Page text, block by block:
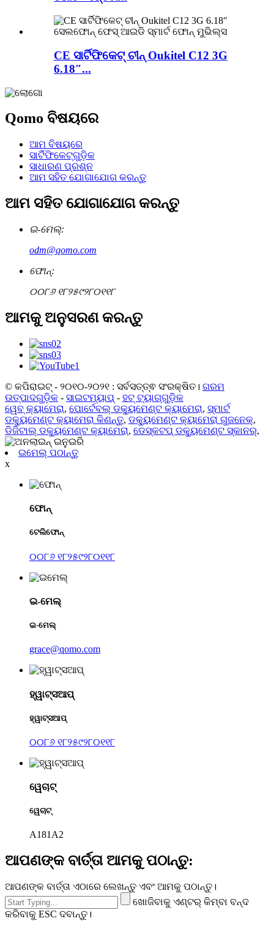
CE ସାର୍ଟିଫିକେଟ୍ ଚୀନ୍ Oukitel C12 3G
6.18″...
Qomo ବିଷୟରେ
ଆମ ବିଷୟରେ
ସାର୍ଟିଫିକେଟ୍‌ଗୁଡ଼ିକ
ସାଧାରଣ ପ୍ରଶ୍ନ
ଆମ ସହିତ ଯୋଗାଯୋଗ କରନ୍ତୁ
ଆମ ସହିତ ଯୋଗାଯୋଗ କରନ୍ତୁ
ଇ-ମେଲ୍:
odm@qomo.com
ଫୋନ୍:
୦୦୮୬ ୧୮୨୫୯୨୮୦୧୧୮
ଆମକୁ ଅନୁସରଣ କରନ୍ତୁ
© କପିରାଇଟ୍ - ୨୦୧୦-୨୦୨୧ : ସର୍ବସତ୍ତ୍ଵ ସଂରକ୍ଷିତ। ଗରମ
ଉତ୍ପାଦଗୁଡ଼ିକ - ସାଇଟମ୍ୟାପ୍ - ହଟ୍ ଟ୍ୟାଗ୍‌ଗୁଡ଼ିକ
ୱେବ୍ କ୍ୟାମେରା, ପୋର୍ଟେବଲ୍ ଡକ୍ୟୁମେଣ୍ଟ କ୍ୟାମେରା, ସ୍ମାର୍ଟ
ଡକ୍ୟୁମେଣ୍ଟ କ୍ୟାମେରା କିଣନ୍ତୁ, ଡକ୍ୟୁମେଣ୍ଟ କ୍ୟାମେରା ଗୁଜନେକ୍,
ଡିଜିଟାଲ୍ ଡକ୍ୟୁମେଣ୍ଟ କ୍ୟାମେରା, ଡେସ୍କଟପ୍ ଡକ୍ୟୁମେଣ୍ଟ ସ୍କାନର୍,
ଇମେଲ୍ ପଠାନ୍ତୁ
x
ଫୋନ୍
ଟେଲିଫୋନ୍
୦୦୮୬ ୧୮୨୫୯୨୮୦୧୧୮
ଇ-ମେଲ୍
ଇ-ମେଲ୍
grace@qomo.com
ହ୍ୱାଟ୍ସଆପ୍
ହ୍ୱାଟ୍ସଆପ୍
୦୦୮୬ ୧୮୨୫୯୨୮୦୧୧୮
ୱେଚାଟ୍
ୱେଚାଟ୍
A181A2
ଆପଣଙ୍କ ବାର୍ତ୍ତା ଆମକୁ ପଠାନ୍ତୁ:
ଆପଣଙ୍କ ବାର୍ତ୍ତା ଏଠାରେ ଲେଖନ୍ତୁ ଏବଂ ଆମକୁ ପଠାନ୍ତୁ।
ଖୋଜିବାକୁ ଏଣ୍ଟର୍ କିମ୍ବା ବନ୍ଦ
କରିବାକୁ ESC ଦବାନ୍ତୁ।